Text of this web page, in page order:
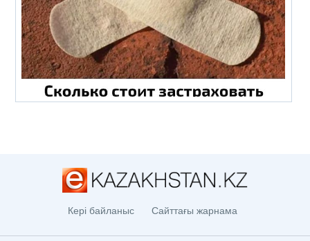
Кері байланыс Сайттағы жарнама